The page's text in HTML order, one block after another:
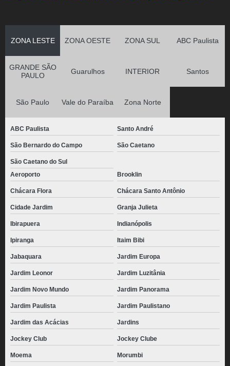
ZONA LESTE ZONA OESTE ZONA SUL ABC Paulista
GRANDE SÃO
PAULO
Guarulhos INTERIOR Santos
São Paulo Vale do Paraíba Zona Norte
ABC Paulista Santo André
São Bernardo do Campo São Caetano
São Caetano do Sul
Aeroporto
Brooklin
Chácara Flora Chácara Santo Antônio
Cidade Jardim Granja Julieta
Ibirapuera Indianópolis
Ipiranga Itaim Bibi
Jabaquara Jardim Europa
Jardim Leonor Jardim Luzitânia
Jardim Novo Mundo Jardim Panorama
Jardim Paulista Jardim Paulistano
Jardim das Acácias Jardins
Jockey Club Jockey Clube
Moema Morumbi